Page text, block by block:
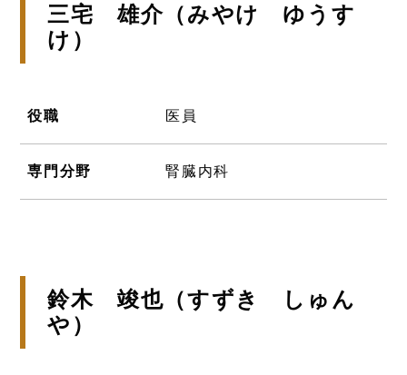
三宅 雄介（みやけ ゆうす
け）
役職 医員
専門分野 腎臓内科
鈴木 竣也（すずき しゅん
や）